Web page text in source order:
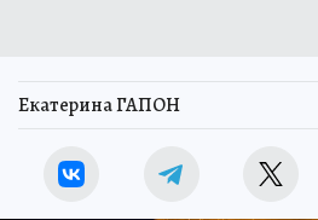
Екатерина ГАПОН